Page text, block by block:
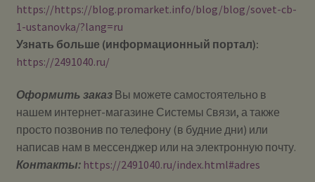
https://https://blog.promarket.info/blog/blog/sovet-cb-
1-ustanovka/?lang=ru
Узнать больше (информационный портал):
https://2491040.ru/
Оформить заказВы можете самостоятельно в
нашем интернет-магазине Системы Cвязи, а также
просто позвонив по телефону (в будние дни) или
написав нам в мессенджер или на электронную почту.
Контакты: https://2491040.ru/index.html#adres